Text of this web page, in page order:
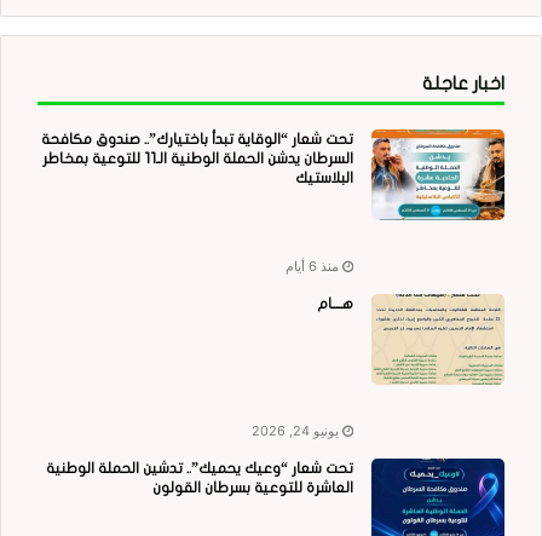
اخبار عاجلة
تحت شعار “الوقاية تبدأ باختيارك”.. صندوق مكافحة
السرطان يدشن الحملة الوطنية الـ11 للتوعية بمخاطر
البلاستيك
منذ 6 أيام
هــــام
يونيو 24, 2026
تحت شعار “وعيك يحميك”.. تدشين الحملة الوطنية
العاشرة للتوعية بسرطان القولون